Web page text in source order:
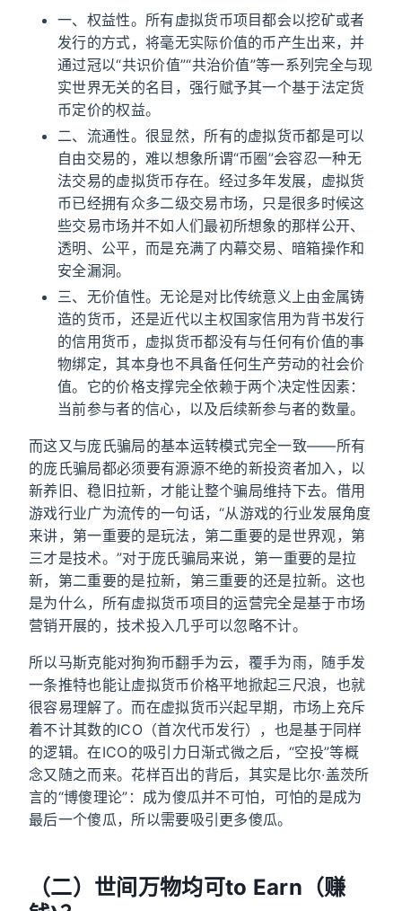
一、权益性。所有虚拟货币项目都会以挖矿或者
发行的方式，将毫无实际价值的币产生出来，并
通过冠以“共识价值”“共治价值”等一系列完全与现
实世界无关的名目，强行赋予其一个基于法定货
币定价的权益。
二、流通性。很显然，所有的虚拟货币都是可以
自由交易的，难以想象所谓“币圈”会容忍一种无
法交易的虚拟货币存在。经过多年发展，虚拟货
币已经拥有众多二级交易市场，只是很多时候这
些交易市场并不如人们最初所想象的那样公开、
透明、公平，而是充满了内幕交易、暗箱操作和
安全漏洞。
三、无价值性。无论是对比传统意义上由金属铸
造的货币，还是近代以主权国家信用为背书发行
的信用货币，虚拟货币都没有与任何有价值的事
物绑定，其本身也不具备任何生产劳动的社会价
值。它的价格支撑完全依赖于两个决定性因素：
当前参与者的信心，以及后续新参与者的数量。
而这又与庞氏骗局的基本运转模式完全一致——所有
的庞氏骗局都必须要有源源不绝的新投资者加入，以
新养旧、稳旧拉新，才能让整个骗局维持下去。借用
游戏行业广为流传的一句话，“从游戏的行业发展角度
来讲，第一重要的是玩法，第二重要的是世界观，第
三才是技术。”对于庞氏骗局来说，第一重要的是拉
新，第二重要的是拉新，第三重要的还是拉新。这也
是为什么，所有虚拟货币项目的运营完全是基于市场
营销开展的，技术投入几乎可以忽略不计。
所以马斯克能对狗狗币翻手为云，覆手为雨，随手发
一条推特也能让虚拟货币价格平地掀起三尺浪，也就
很容易理解了。而在虚拟货币兴起早期，市场上充斥
着不计其数的ICO（首次代币发行），也是基于同样
的逻辑。在ICO的吸引力日渐式微之后，“空投”等概
念又随之而来。花样百出的背后，其实是比尔·盖茨所
言的“博傻理论”：成为傻瓜并不可怕，可怕的是成为
最后一个傻瓜，所以需要吸引更多傻瓜。
（二）世间万物均可to Earn（赚